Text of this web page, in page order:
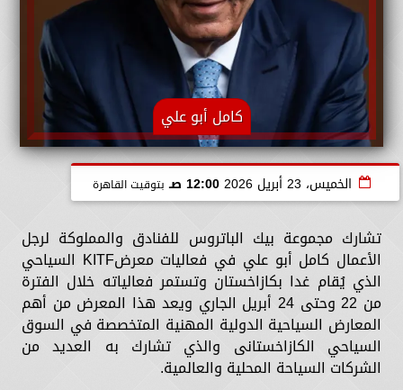
كامل أبو علي
الخميس، 23 أبريل 2026 12:00 صـ بتوقيت القاهرة
تشارك مجموعة بيك الباتروس للفنادق والمملوكة لرجل
الأعمال كامل أبو علي في فعاليات معرضKITF السياحي
الذي يُقام غدا بكازاخستان وتستمر فعالياته خلال الفترة
من 22 وحتى 24 أبريل الجاري ويعد هذا المعرض من أهم
المعارض السياحية الدولية المهنية المتخصصة في السوق
السياحي الكازاخستانى والذي تشارك به العديد من
الشركات السياحة المحلية والعالمية.